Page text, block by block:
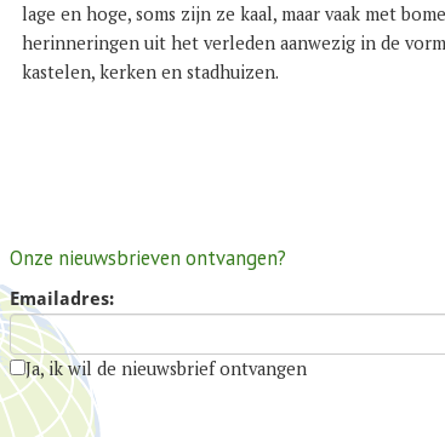
lage en hoge, soms zijn ze kaal, maar vaak met
herinneringen uit het verleden aanwezig in de
kastelen, kerken en stadhuizen.
Onze nieuwsbrieven ontvangen?
Emailadres:
Ja, ik wil de nieuwsbrief ontvangen